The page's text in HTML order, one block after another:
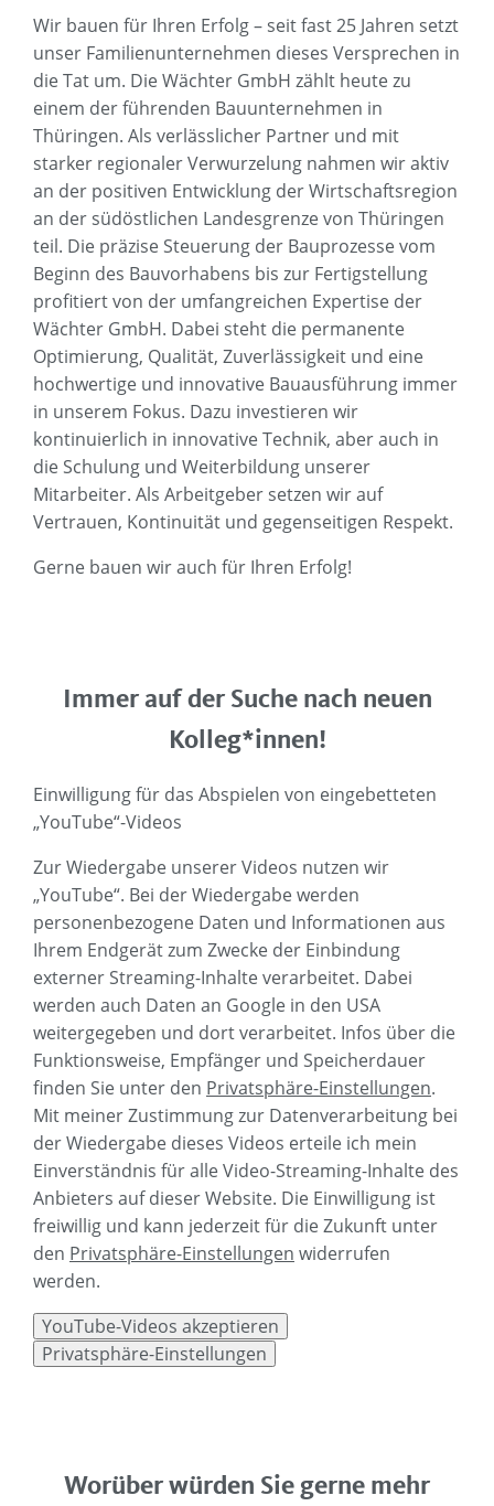
Wir bauen für Ihren Erfolg – seit fast 25 Jahren setzt
unser Familienunternehmen dieses Versprechen in
die Tat um. Die Wächter GmbH zählt heute zu
einem der führenden Bauunternehmen in
Thüringen. Als verlässlicher Partner und mit
starker regionaler Verwurzelung nahmen wir aktiv
an der positiven Entwicklung der Wirtschaftsregion
an der südöstlichen Landesgrenze von Thüringen
teil. Die präzise Steuerung der Bauprozesse vom
Beginn des Bauvorhabens bis zur Fertigstellung
profitiert von der umfangreichen Expertise der
Wächter GmbH. Dabei steht die permanente
Optimierung, Qualität, Zuverlässigkeit und eine
hochwertige und innovative Bauausführung immer
in unserem Fokus. Dazu investieren wir
kontinuierlich in innovative Technik, aber auch in
die Schulung und Weiterbildung unserer
Mitarbeiter. Als Arbeitgeber setzen wir auf
Vertrauen, Kontinuität und gegenseitigen Respekt.
Gerne bauen wir auch für Ihren Erfolg!
Immer auf der Suche nach neuen
Kolleg*innen!
Einwilligung für das Abspielen von eingebetteten
„YouTube“-Videos
Zur Wiedergabe unserer Videos nutzen wir
„YouTube“. Bei der Wiedergabe werden
personenbezogene Daten und Informationen aus
Ihrem Endgerät zum Zwecke der Einbindung
externer Streaming-Inhalte verarbeitet. Dabei
werden auch Daten an Google in den USA
weitergegeben und dort verarbeitet. Infos über die
Funktionsweise, Empfänger und Speicherdauer
finden Sie unter den Privatsphäre-Einstellungen.
Mit meiner Zustimmung zur Datenverarbeitung bei
der Wiedergabe dieses Videos erteile ich mein
Einverständnis für alle Video-Streaming-Inhalte des
Anbieters auf dieser Website. Die Einwilligung ist
freiwillig und kann jederzeit für die Zukunft unter
den Privatsphäre-Einstellungen widerrufen
werden.
YouTube-Videos akzeptieren
Privatsphäre-Einstellungen
Worüber würden Sie gerne mehr